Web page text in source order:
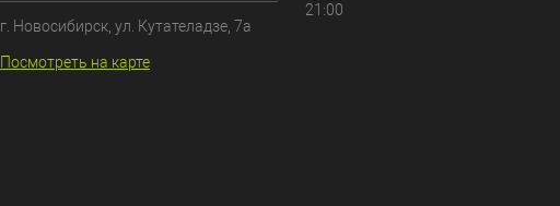
г. Новосибирск, ул. Кутателадзе, 7а
Посмотреть на карте
21:00